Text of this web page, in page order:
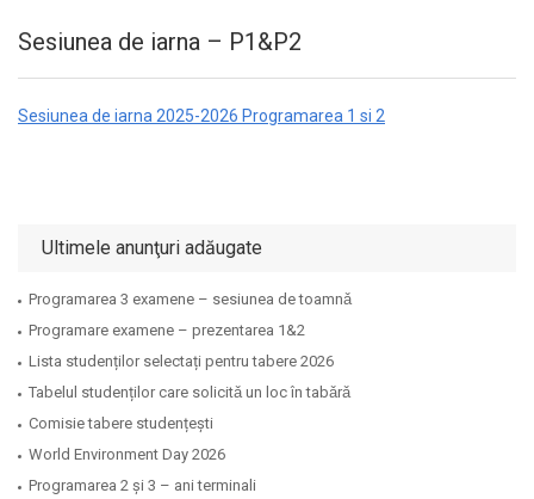
Sesiunea de iarna – P1&P2
Sesiunea de iarna 2025-2026 Programarea 1 si 2
Ultimele anunţuri adăugate
Programarea 3 examene – sesiunea de toamnǎ
Programare examene – prezentarea 1&2
Lista studenților selectați pentru tabere 2026
Tabelul studenților care solicitǎ un loc în tabǎrǎ
Comisie tabere studențești
World Environment Day 2026
Programarea 2 și 3 – ani terminali